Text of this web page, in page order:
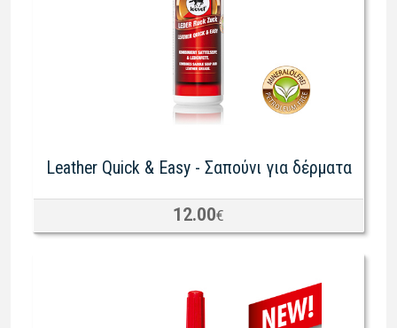
Leather Quick & Easy - Σαπούνι για δέρματα
12.00€